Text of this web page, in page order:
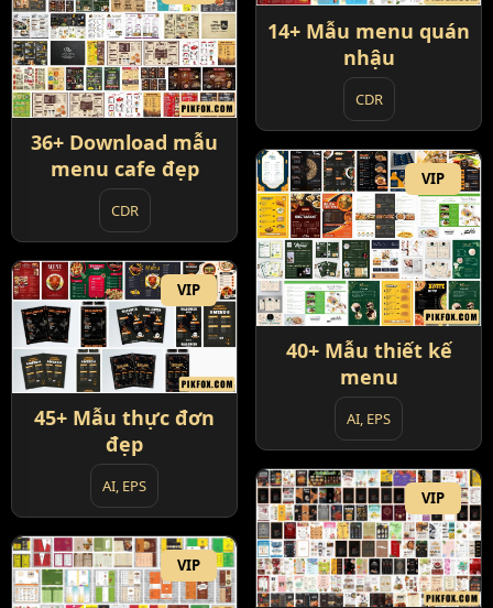
14+ Mẫu menu quán
nhậu
CDR
36+ Download mẫu
menu cafe đẹp
CDR
VIP
40+ Mẫu thiết kế
menu
AI, EPS
VIP
45+ Mẫu thực đơn
đẹp
AI, EPS
VIP
VIP